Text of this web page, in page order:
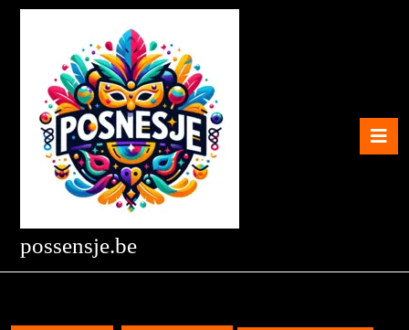
Skip
possensje.be